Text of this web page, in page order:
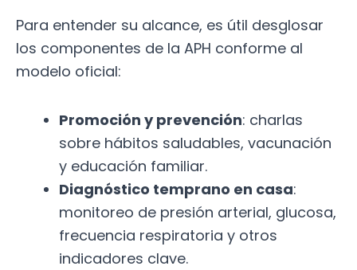
Para entender su alcance, es útil desglosar
los componentes de la APH conforme al
modelo oficial:
Promoción y prevención: charlas
sobre hábitos saludables, vacunación
y educación familiar.
Diagnóstico temprano en casa:
monitoreo de presión arterial, glucosa,
frecuencia respiratoria y otros
indicadores clave.